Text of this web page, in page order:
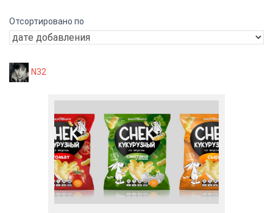
Отсортировано по
N32